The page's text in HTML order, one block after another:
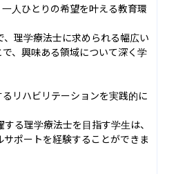
人ひとりの希望を叶える教育環
理学療法士に求められる幅広い
、興味ある領域について深く学
リハビリテーションを実践的に
る理学療法士を目指す学生は、
ポートを経験することができま